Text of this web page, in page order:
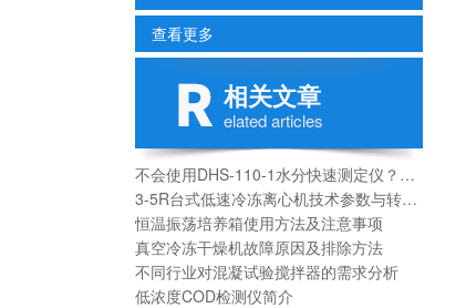
查看更多
相关文章
elated articles
不会使用DHS-110-1水分快速测定仪？进来看
3-5R台式低速冷冻离心机技术参数与转子选购
恒温振荡培养箱使用方法及注意事项
真空冷冻干燥机故障原因及排除方法
不同行业对混凝试验搅拌器的需求分析
低浓度COD检测仪简介